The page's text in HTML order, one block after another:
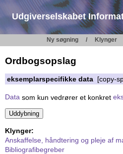
Udgiverselskabet
Ny søgning Klynger
Ordbogsopslag
eksemplarspecifikke data [copy-
Data som kun vedrører et konkret
Klynger:
Anskaffelse, håndtering og pleje af
Bibliografibegreber